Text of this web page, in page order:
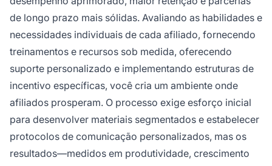
de longo prazo mais sólidas. Avaliando as habilidades e
necessidades individuais de cada afiliado, fornecendo
treinamentos e recursos sob medida, oferecendo
suporte personalizado e implementando estruturas de
incentivo específicas, você cria um ambiente onde
afiliados prosperam. O processo exige esforço inicial
para desenvolver materiais segmentados e estabelecer
protocolos de comunicação personalizados, mas os
resultados—medidos em produtividade, crescimento